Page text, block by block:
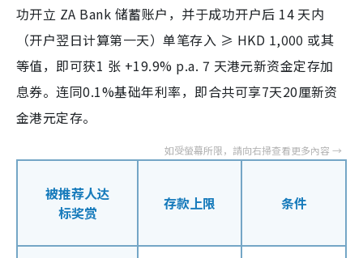
功开立 ZA Bank 储蓄账户，并于成功开户后 14 天内
（开户翌日计算第一天）单笔存入 ≥ HKD 1,000 或其
等值，即可获1 张 +19.9% p.a. 7 天港元新资金定存加
息券。连同0.1%基础年利率，即合共可享7天20厘新资
金港元定存。
被推荐人达
标奖赏
存款上限 条件